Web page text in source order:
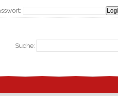
Suche: